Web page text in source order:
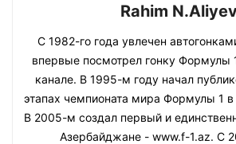
Rahim
С 1982-го года увлечен
впервые посмотрел гонку Формулы
канале. В 1995-м году начал
этапах чемпионата мира Формулы 1 в
В 2005-м создал первый и
Азербайджане - www.f-1.az. С